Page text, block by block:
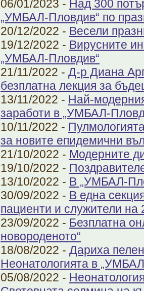
06/01/2023 - Над 300
„УМБАЛ-Пловдив“ по
20/12/2022 - Весели
19/12/2022 - Вирусните
„УМБАЛ-Пловдив“
21/11/2022 - Д-р Диана
безплатна лекция за
13/11/2022 - Най-
заработи в „УМБАЛ-
10/11/2022 -
за новите епидемични
21/10/2022 - Модерните
19/10/2022 -
13/10/2022 - В „УМБАЛ-
30/09/2022 - В една
пациенти и служители на
23/09/2022 - Безплатна
новороденото“
18/08/2022 - Дариха
Неонатологията в
05/08/2022 -